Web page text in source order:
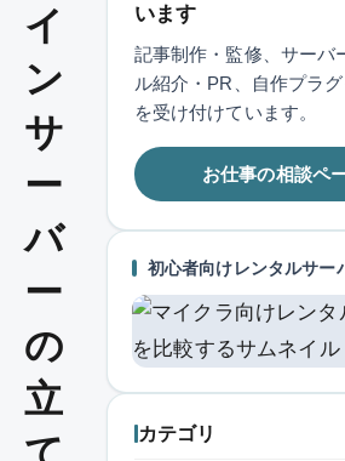
イ
ン
サ
ー
バ
ー
の
立
います
記事制作・監修、サーバ
ル紹介・PR、自作プラ
を受け付けています。
お仕事の相談ペ
初心者向けレンタルサー
カテゴリ